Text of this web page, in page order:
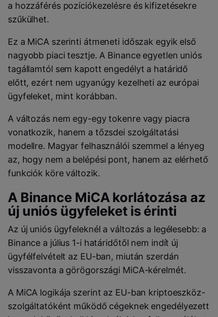
a hozzáférés pozíciókezelésre és kifizetésekre
szűkülhet.
Ez a MiCA szerinti átmeneti időszak egyik első
nagyobb piaci tesztje. A Binance egyetlen uniós
tagállamtól sem kapott engedélyt a határidő
előtt, ezért nem ugyanúgy kezelheti az európai
ügyfeleket, mint korábban.
A változás nem egy-egy tokenre vagy piacra
vonatkozik, hanem a tőzsdei szolgáltatási
modellre. Magyar felhasználói szemmel a lényeg
az, hogy nem a belépési pont, hanem az elérhető
funkciók köre változik.
A Binance MiCA korlátozása az
új uniós ügyfeleket is érinti
Az új uniós ügyfeleknél a változás a legélesebb: a
Binance a július 1-i határidőtől nem indít új
ügyfélfelvételt az EU-ban, miután szerdán
visszavonta a görögországi MiCA-kérelmét.
A MiCA logikája szerint az EU-ban kriptoeszköz-
szolgáltatóként működő cégeknek engedélyezett